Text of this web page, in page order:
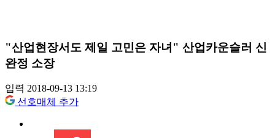
"산업현장서도 제일 고민은 자녀" 산업카운슬러 신
완정 소장
입력 2018-09-13 13:19
선호매체 추가